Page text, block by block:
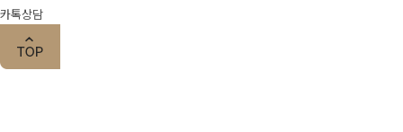
카톡상담